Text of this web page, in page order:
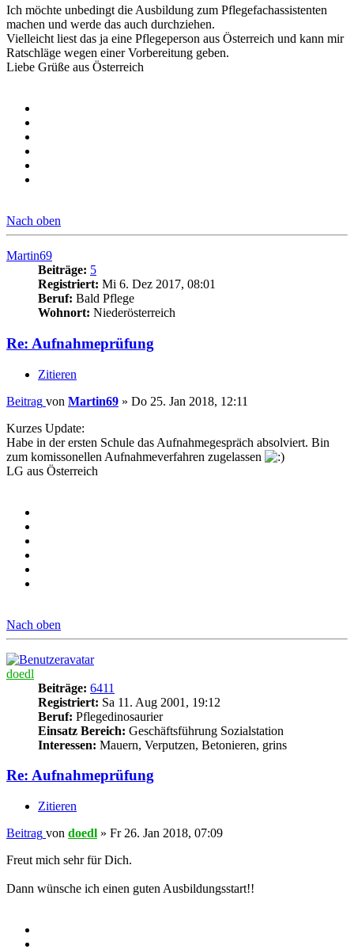
Ich möchte unbedingt die Ausbildung zum Pflegefachassistenten
machen und werde das auch durchziehen.
Vielleicht liest das ja eine Pflegeperson aus Österreich und kann mir
Ratschläge wegen einer Vorbereitung geben.
Liebe Grüße aus Österreich
Nach oben
Martin69
Beiträge: 5
Registriert: Mi 6. Dez 2017, 08:01
Beruf: Bald Pflege
Wohnort: Niederösterreich
Re: Aufnahmeprüfung
Zitieren
Beitrag von Martin69 » Do 25. Jan 2018, 12:11
Kurzes Update:
Habe in der ersten Schule das Aufnahmegespräch absolviert. Bin
zum komissonellen Aufnahmeverfahren zugelassen
LG aus Österreich
Nach oben
doedl
Beiträge: 6411
Registriert: Sa 11. Aug 2001, 19:12
Beruf: Pflegedinosaurier
Einsatz Bereich: Geschäftsführung Sozialstation
Interessen: Mauern, Verputzen, Betonieren, grins
Re: Aufnahmeprüfung
Zitieren
Beitrag von doedl » Fr 26. Jan 2018, 07:09
Freut mich sehr für Dich.
Dann wünsche ich einen guten Ausbildungsstart!!